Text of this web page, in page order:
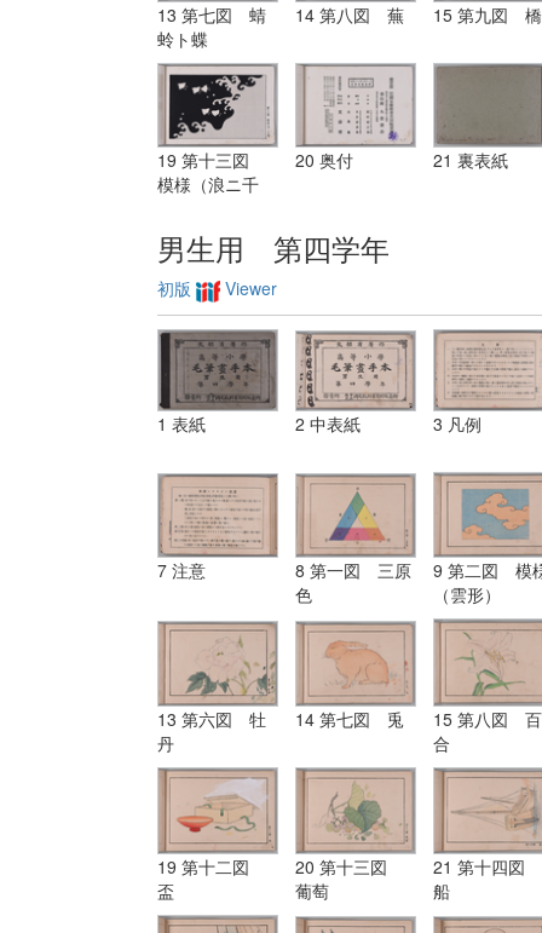
13 第七図 蜻
蛉ト蝶
14 第八図 蕪 15 第九図 橋
19 第十三図
模様（浪ニ千
20 奥付 21 裏表紙
男生用 第四学年
初版 Viewer
1 表紙 2 中表紙 3 凡例
7 注意
8 第一図 三原
色
9 第二図 模
（雲形）
13 第六図 牡
丹
14 第七図 兎
15 第八図 百
合
19 第十二図
盃
20 第十三図
葡萄
21 第十四図
船